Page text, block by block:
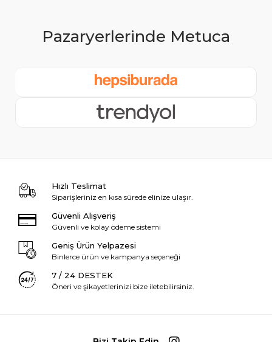
Hızlı Teslimat
Siparişleriniz en kısa sürede elinize ulaşır.
Güvenli Alışveriş
Güvenli ve kolay ödeme sistemi
Geniş Ürün Yelpazesi
Binlerce ürün ve kampanya seçeneği
7 / 24 DESTEK
Öneri ve şikayetlerinizi bize iletebilirsiniz.